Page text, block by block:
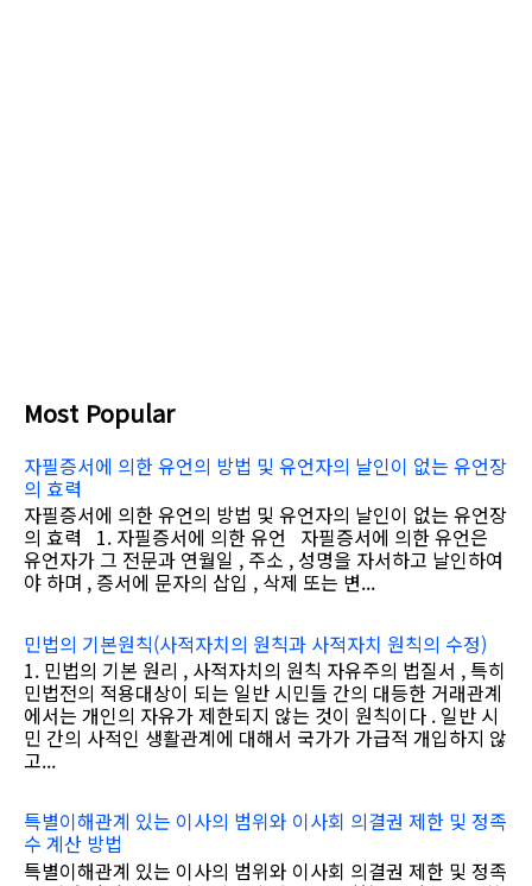
Most Popular
자필증서에 의한 유언의 방법 및 유언자의 날인이 없는 유언장
의 효력
자필증서에 의한 유언의 방법 및 유언자의 날인이 없는 유언장
의 효력 1. 자필증서에 의한 유언 자필증서에 의한 유언은
유언자가 그 전문과 연월일 , 주소 , 성명을 자서하고 날인하여
야 하며 , 증서에 문자의 삽입 , 삭제 또는 변...
민법의 기본원칙(사적자치의 원칙과 사적자치 원칙의 수정)
1. 민법의 기본 원리 , 사적자치의 원칙 자유주의 법질서 , 특히
민법전의 적용대상이 되는 일반 시민들 간의 대등한 거래관계
에서는 개인의 자유가 제한되지 않는 것이 원칙이다 . 일반 시
민 간의 사적인 생활관계에 대해서 국가가 가급적 개입하지 않
고...
특별이해관계 있는 이사의 범위와 이사회 의결권 제한 및 정족
수 계산 방법
특별이해관계 있는 이사의 범위와 이사회 의결권 제한 및 정족